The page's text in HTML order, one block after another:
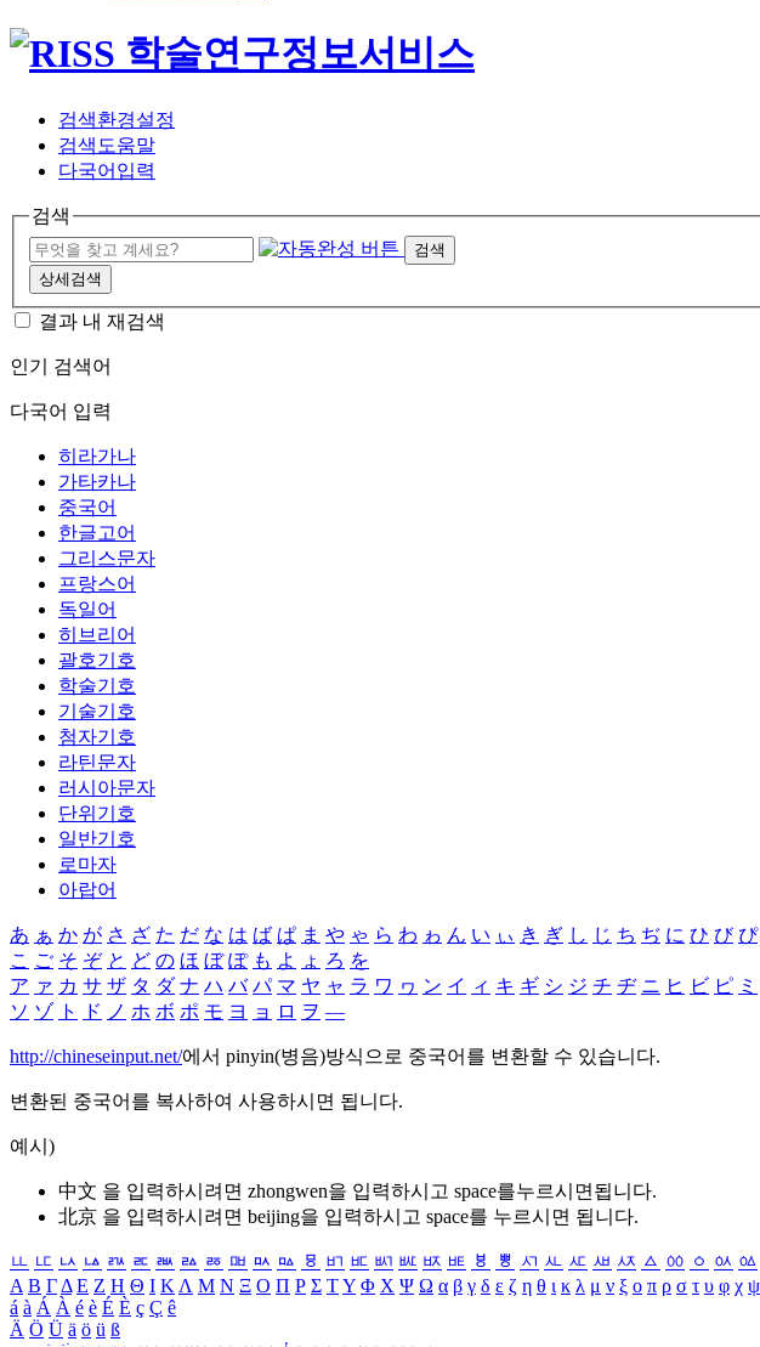
검색환경설정
검색도움말
다국어입력
검색
검색
상세검색
결과 내 재검색
인기 검색어
다국어 입력
히라가나
가타카나
중국어
한글고어
그리스문자
프랑스어
독일어
히브리어
괄호기호
학술기호
기술기호
첨자기호
라틴문자
러시아문자
단위기호
일반기호
로마자
아랍어
あ ぁ か が さ ざ た だ な は ば ぱ ま や ゃ ら わ ゎ ん い ぃ き ぎ し じ ち ぢ に ひ び ぴ
こ ご そ ぞ と ど の ほ ぼ ぽ も よ ょ ろ を
ア ァ カ サ ザ タ ダ ナ ハ バ パ マ ヤ ャ ラ ワ ヮ ン イ ィ キ ギ シ ジ チ ヂ ニ ヒ ビ ピ ミ
ソ ゾ ト ド ノ ホ ボ ポ モ ヨ ョ ロ ヲ ―
http://chineseinput.net/에서 pinyin(병음)방식으로 중국어를 변환할 수 있습니다.
변환된 중국어를 복사하여 사용하시면 됩니다.
예시)
中文 을 입력하시려면 zhongwen을 입력하시고 space를누르시면됩니다.
北京 을 입력하시려면 beijing을 입력하시고 space를 누르시면 됩니다.
ㅥ ㅦ ㅧ ㅨ ㅩ ㅪ ㅫ ㅬ ㅭ ㅮ ㅯ ㅰ ㅱ ㅲ ㅳ ㅴ ㅵ ㅶ ㅷ ㅸ ㅹ ㅺ ㅻ ㅼ ㅽ ㅾ ㅿ ㆀ ㆁ ㆂ ㆃ
Α Β ΓΔ Ε Ζ Η Θ Ι ΚΛ Μ Ν Ξ Ο Π Ρ Σ ΤΥ Φ Χ Ψ Ω α β γ δ ε ζ η θ ι κ λ μ ν ξ ο π ρ σ τ υ φ χ ψ
á à Á À é è É È ç Ç ê
Ä Ö Ü ä ö ü ß